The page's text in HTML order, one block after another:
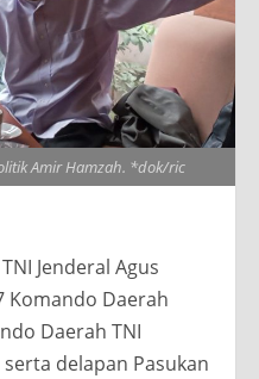
Amir Hamzah. *dok/ric
Jenderal Agus
Komando Daerah
Daerah TNI
delapan Pasukan